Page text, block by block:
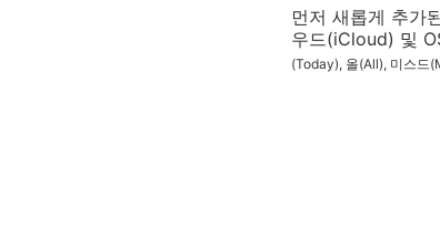
먼저 새롭게 추가
우드(iCloud) 및
(Today), 올(All), 미스드